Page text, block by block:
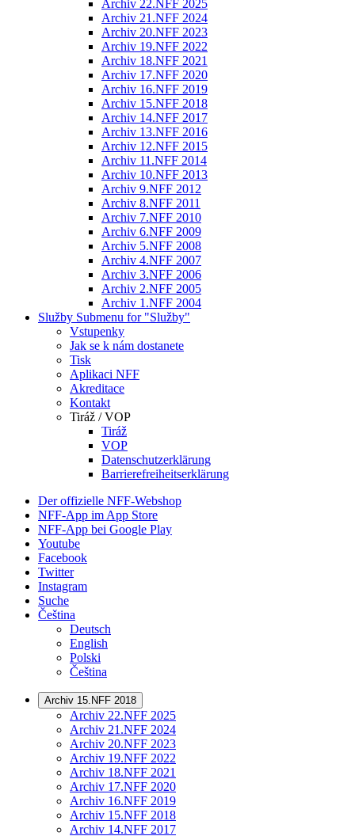
Archiv 22.NFF 2025
Archiv 21.NFF 2024
Archiv 20.NFF 2023
Archiv 19.NFF 2022
Archiv 18.NFF 2021
Archiv 17.NFF 2020
Archiv 16.NFF 2019
Archiv 15.NFF 2018
Archiv 14.NFF 2017
Archiv 13.NFF 2016
Archiv 12.NFF 2015
Archiv 11.NFF 2014
Archiv 10.NFF 2013
Archiv 9.NFF 2012
Archiv 8.NFF 2011
Archiv 7.NFF 2010
Archiv 6.NFF 2009
Archiv 5.NFF 2008
Archiv 4.NFF 2007
Archiv 3.NFF 2006
Archiv 2.NFF 2005
Archiv 1.NFF 2004
Služby Submenu for "Služby"
Vstupenky
Jak se k nám dostanete
Tisk
Aplikaci NFF
Akreditace
Kontakt
Tiráž / VOP
Tiráž
VOP
Datenschutzerklärung
Barrierefreiheitserklärung
Der offizielle NFF-Webshop
NFF-App im App Store
NFF-App bei Google Play
Youtube
Facebook
Twitter
Instagram
Suche
Čeština
Deutsch
English
Polski
Čeština
Archiv 15.NFF 2018
Archiv 22.NFF 2025
Archiv 21.NFF 2024
Archiv 20.NFF 2023
Archiv 19.NFF 2022
Archiv 18.NFF 2021
Archiv 17.NFF 2020
Archiv 16.NFF 2019
Archiv 15.NFF 2018
Archiv 14.NFF 2017